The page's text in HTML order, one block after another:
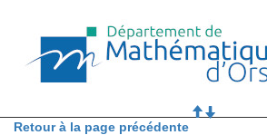
Retour à la page précédente